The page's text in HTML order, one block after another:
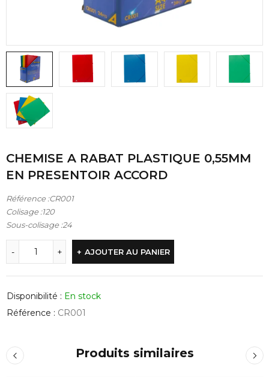
CHEMISE A RABAT PLASTIQUE 0,55MM
EN PRESENTOIR ACCORD
Référence :CR001
Colisage :120
Sous-colisage :24
AJOUTER AU PANIER
Disponibilité : En stock
Référence : CR001
Produits similaires